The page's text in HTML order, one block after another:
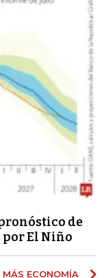
de
por El Niño
MÁS ECONOMÍA